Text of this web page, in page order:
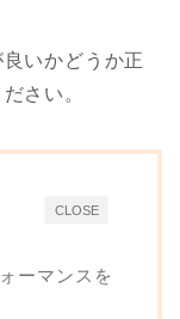
いかどうか正
さい。
CLOSE
ーマンスを